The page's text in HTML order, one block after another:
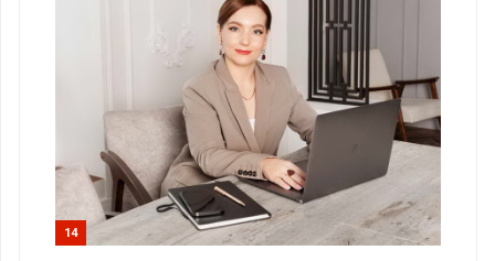
14